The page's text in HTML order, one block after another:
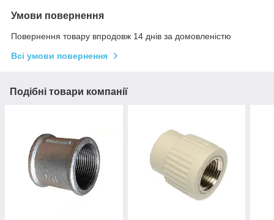
Умови повернення
Повернення товару впродовж 14 днів за домовленістю
Всі умови повернення
Подібні товари компанії